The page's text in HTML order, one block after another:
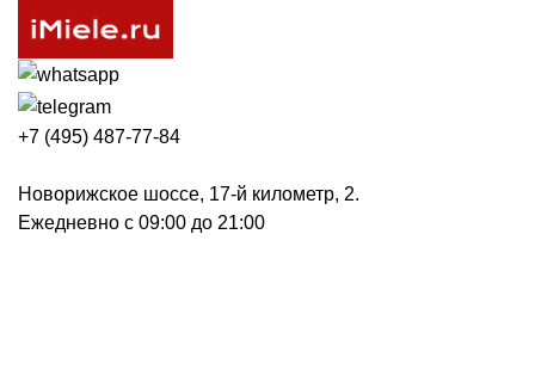
+7 (495) 487-77-84
Новорижское шоссе, 17-й километр, 2.
Ежедневно с 09:00 до 21:00